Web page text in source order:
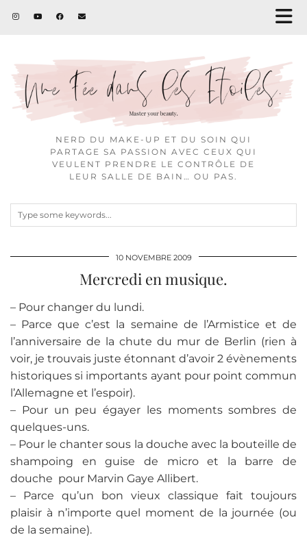
NERD DU MAKE-UP ET DU SOIN QUI
PARTAGE SA PASSION AVEC CEUX QUI
VEULENT PRENDRE LE CONTRÔLE DE
LEUR SALLE DE BAIN… OU PAS.
10 NOVEMBRE 2009
Mercredi en musique.
– Pour changer du lundi.
– Parce que c’est la semaine de l’Armistice et de
l’anniversaire de la chute du mur de Berlin (rien à
voir, je trouvais juste étonnant d’avoir 2 évènements
historiques si importants ayant pour point commun
l’Allemagne et l’espoir).
– Pour un peu égayer les moments sombres de
quelques-uns.
– Pour le chanter sous la douche avec la bouteille de
shampoing en guise de micro et la barre de
douche pour Marvin Gaye Allibert.
– Parce qu’un bon vieux classique fait toujours
plaisir à n’importe quel moment de la journée (ou
de la semaine).